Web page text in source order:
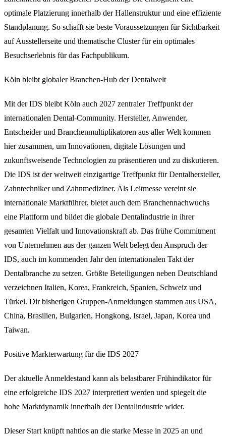
optimale Platzierung innerhalb der Hallenstruktur und eine effiziente
Standplanung. So schafft sie beste Voraussetzungen für Sichtbarkeit
auf Ausstellerseite und thematische Cluster für ein optimales
Besuchserlebnis für das Fachpublikum.
Köln bleibt globaler Branchen-Hub der Dentalwelt
Mit der IDS bleibt Köln auch 2027 zentraler Treffpunkt der
internationalen Dental-Community. Hersteller, Anwender,
Entscheider und Branchenmultiplikatoren aus aller Welt kommen
hier zusammen, um Innovationen, digitale Lösungen und
zukunftsweisende Technologien zu präsentieren und zu diskutieren.
Die IDS ist der weltweit einzigartige Treffpunkt für Dentalhersteller,
Zahntechniker und Zahnmediziner. Als Leitmesse vereint sie
internationale Marktführer, bietet auch dem Branchennachwuchs
eine Plattform und bildet die globale Dentalindustrie in ihrer
gesamten Vielfalt und Innovationskraft ab. Das frühe Commitment
von Unternehmen aus der ganzen Welt belegt den Anspruch der
IDS, auch im kommenden Jahr den internationalen Takt der
Dentalbranche zu setzen. Größte Beteiligungen neben Deutschland
verzeichnen Italien, Korea, Frankreich, Spanien, Schweiz und
Türkei. Dir bisherigen Gruppen-Anmeldungen stammen aus USA,
China, Brasilien, Bulgarien, Hongkong, Israel, Japan, Korea und
Taiwan.
Positive Markterwartung für die IDS 2027
Der aktuelle Anmeldestand kann als belastbarer Frühindikator für
eine erfolgreiche IDS 2027 interpretiert werden und spiegelt die
hohe Marktdynamik innerhalb der Dentalindustrie wider.
Dieser Start knüpft nahtlos an die starke Messe in 2025 an und